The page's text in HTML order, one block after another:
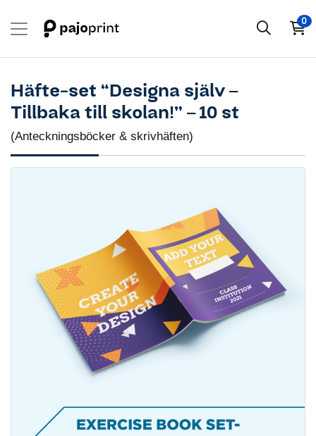
0
Häfte-set “Designa själv –
Tillbaka till skolan!” – 10 st
(Anteckningsböcker & skrivhäften)